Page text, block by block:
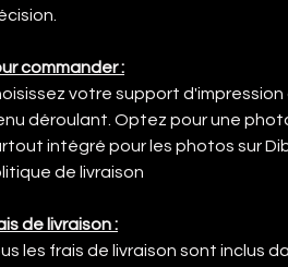
commander :
votre support
déroulant. Optez pour une
intégré pour les photos sur
de livraison
de livraison :
les frais de livraison sont inclus